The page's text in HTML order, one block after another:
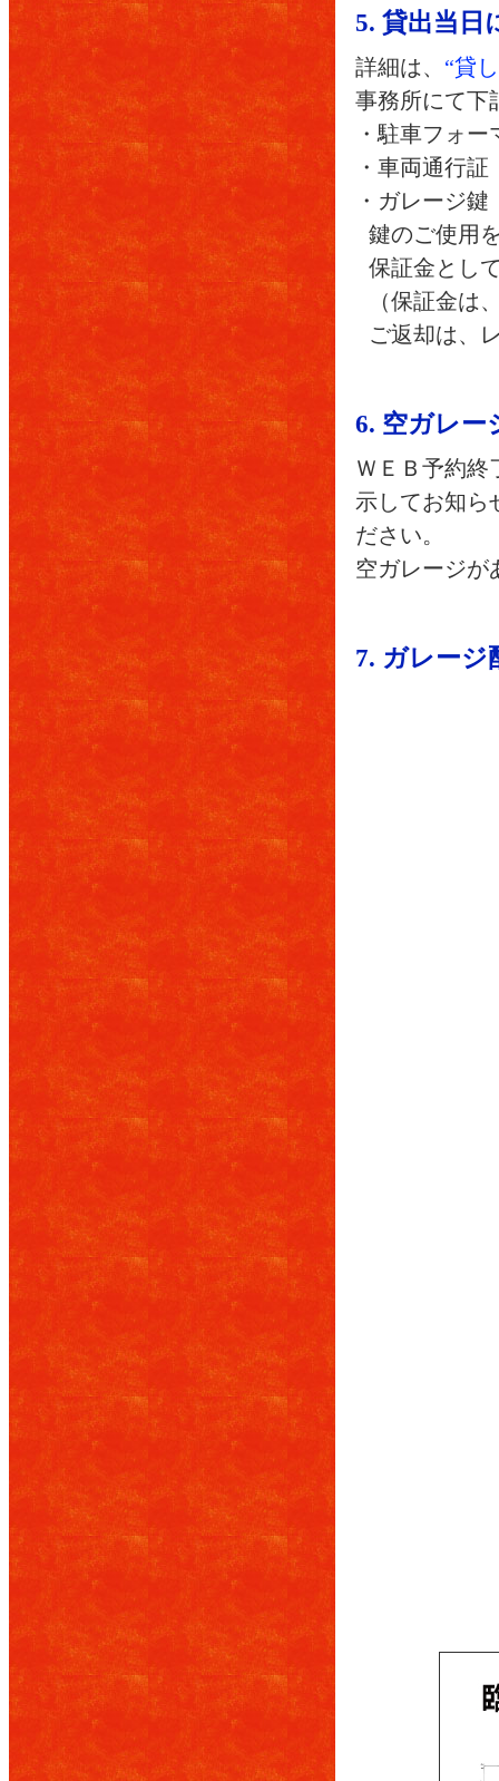
5. 貸出当日
詳細は、 “貸
事務所にて下
・駐車フォー
・車両通行証
・ガレージ鍵
鍵のご使用
保証金とし
（保証金は
ご返却は、
6. 空ガレー
ＷＥＢ予約終
示してお知ら
ださい。
空ガレージが
7. ガレージ